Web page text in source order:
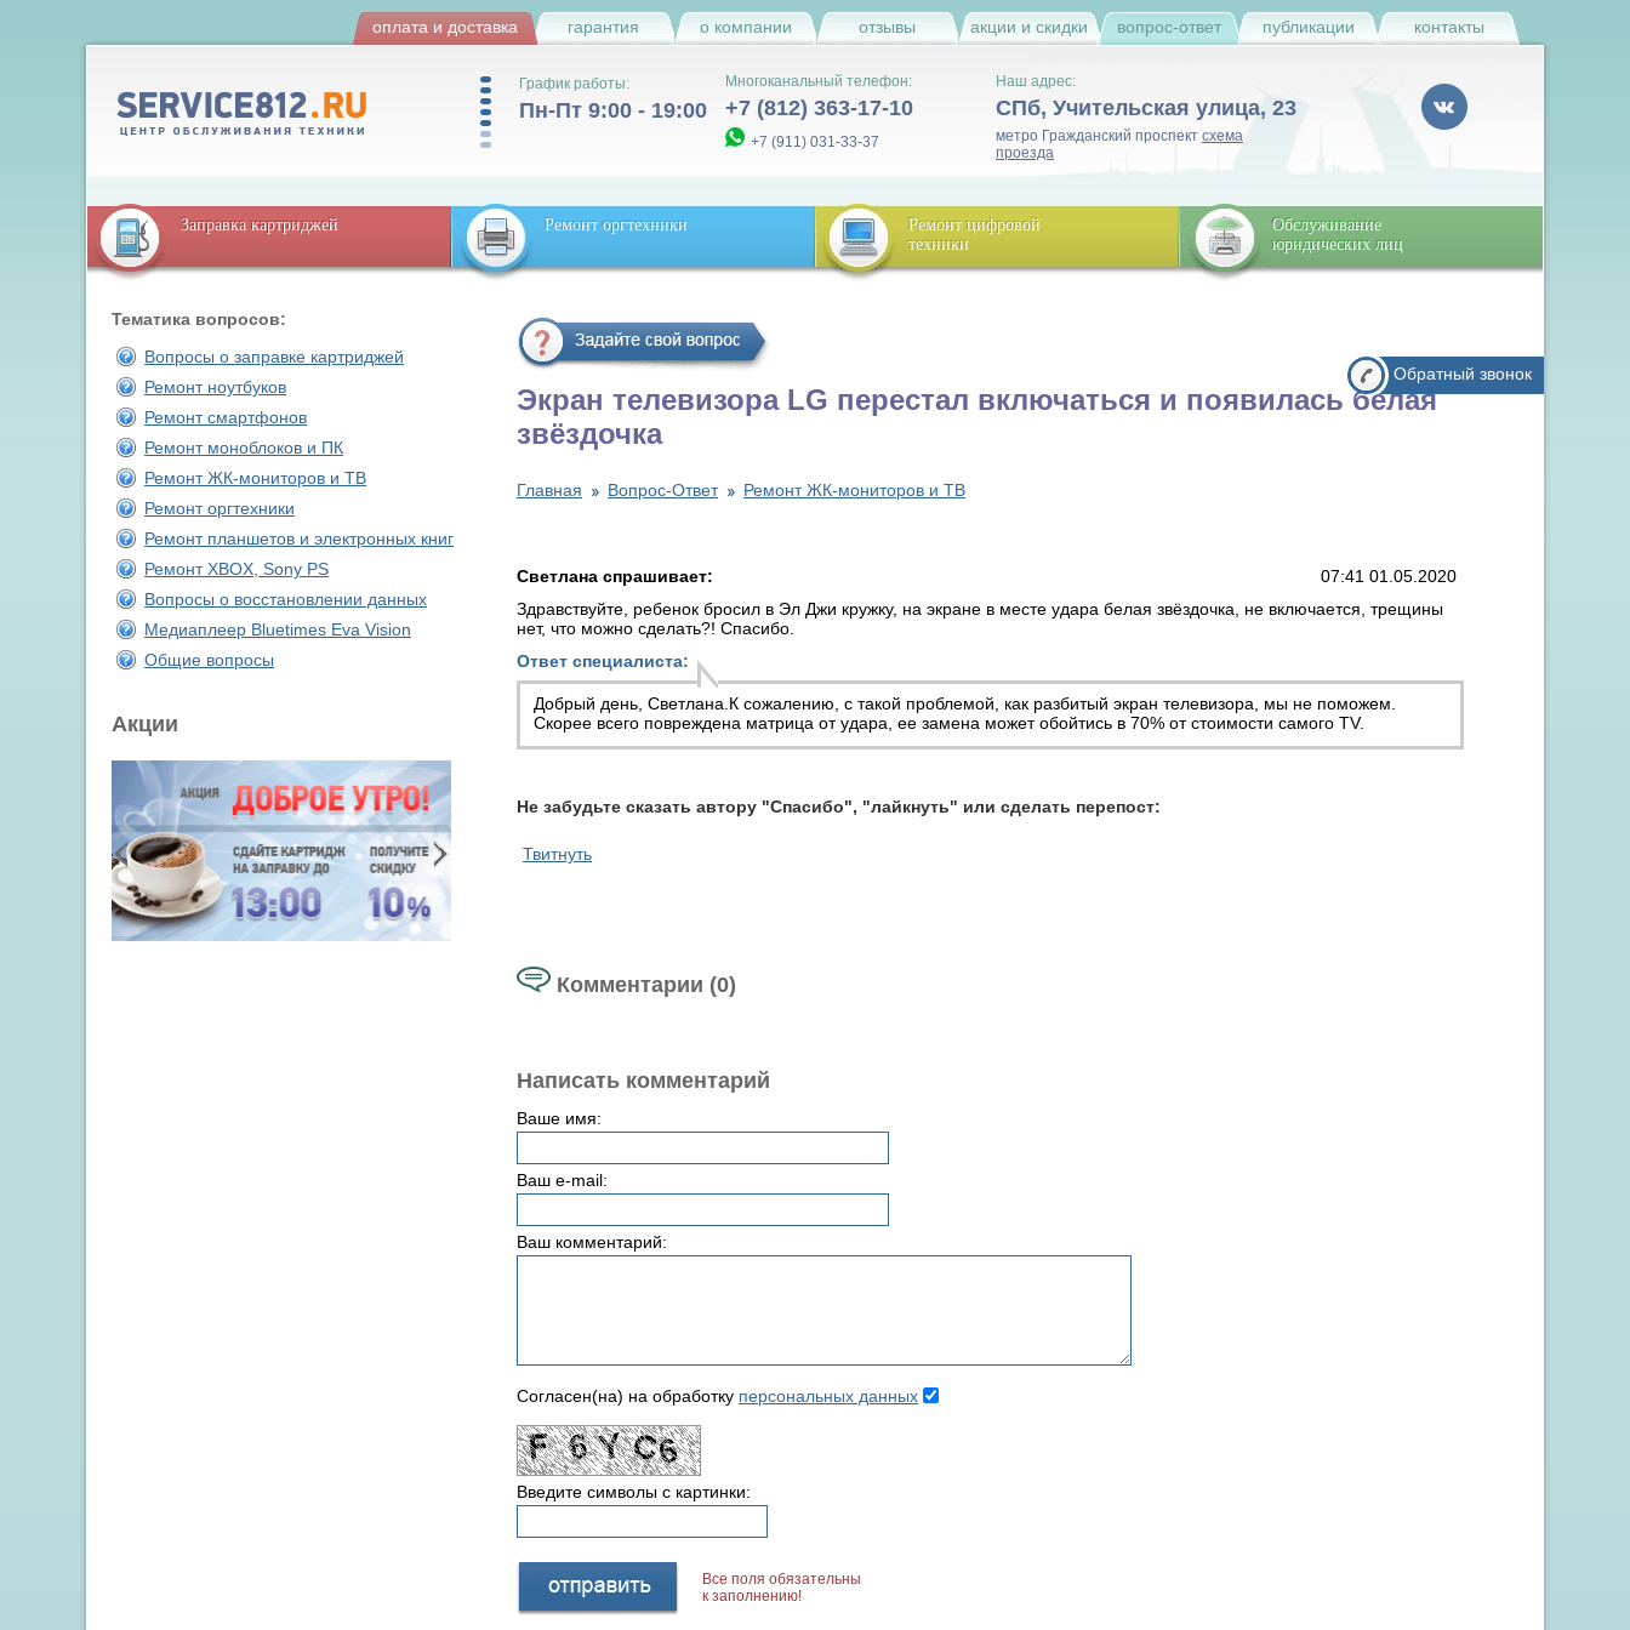
оплата и доставка гарантия о компании отзывы акции и скидки вопрос-ответ публикации контакты
График работы:
Пн-Пт 9:00 - 19:00
Многоканальный телефон:
+7 (812) 363-17-10
+7 (911) 031-33-37
Наш адрес:
СПб, Учительская улица, 23
метро Гражданский проспект схема
проезда
Заправка картриджей Ремонт оргтехники
Ремонт цифровой
техники
Обслуживание
юридических лиц
Тематика вопросов:
Вопросы о заправке картриджей
Ремонт ноутбуков
Ремонт смартфонов
Ремонт моноблоков и ПК
Ремонт ЖК-мониторов и ТВ
Ремонт оргтехники
Ремонт планшетов и электронных книг
Ремонт XBOX, Sony PS
Вопросы о восстановлении данных
Медиаплеер Bluetimes Eva Vision
Общие вопросы
Акции
Экран телевизора LG перестал включаться и появилась белая
звёздочка
Главная Вопрос-Ответ Ремонт ЖК-мониторов и ТВ
Светлана спрашивает:
07:41 01.05.2020
Здравствуйте, ребенок бросил в Эл Джи кружку, на экране в месте удара белая звёздочка, не включается, трещины
нет, что можно сделать?! Спасибо.
Ответ специалиста:
Добрый день, Светлана.К сожалению, с такой проблемой, как разбитый экран телевизора, мы не поможем.
Скорее всего повреждена матрица от удара, ее замена может обойтись в 70% от стоимости самого TV.
Не забудьте сказать автору "Спасибо", "лайкнуть" или сделать перепост:
Твитнуть
Комментарии (0)
Написать комментарий
Ваше имя:
Ваш e-mail:
Ваш комментарий:
Согласен(на) на обработку персональных данных
Введите символы с картинки:
Все поля обязательны
к заполнению!
Обратный звонок